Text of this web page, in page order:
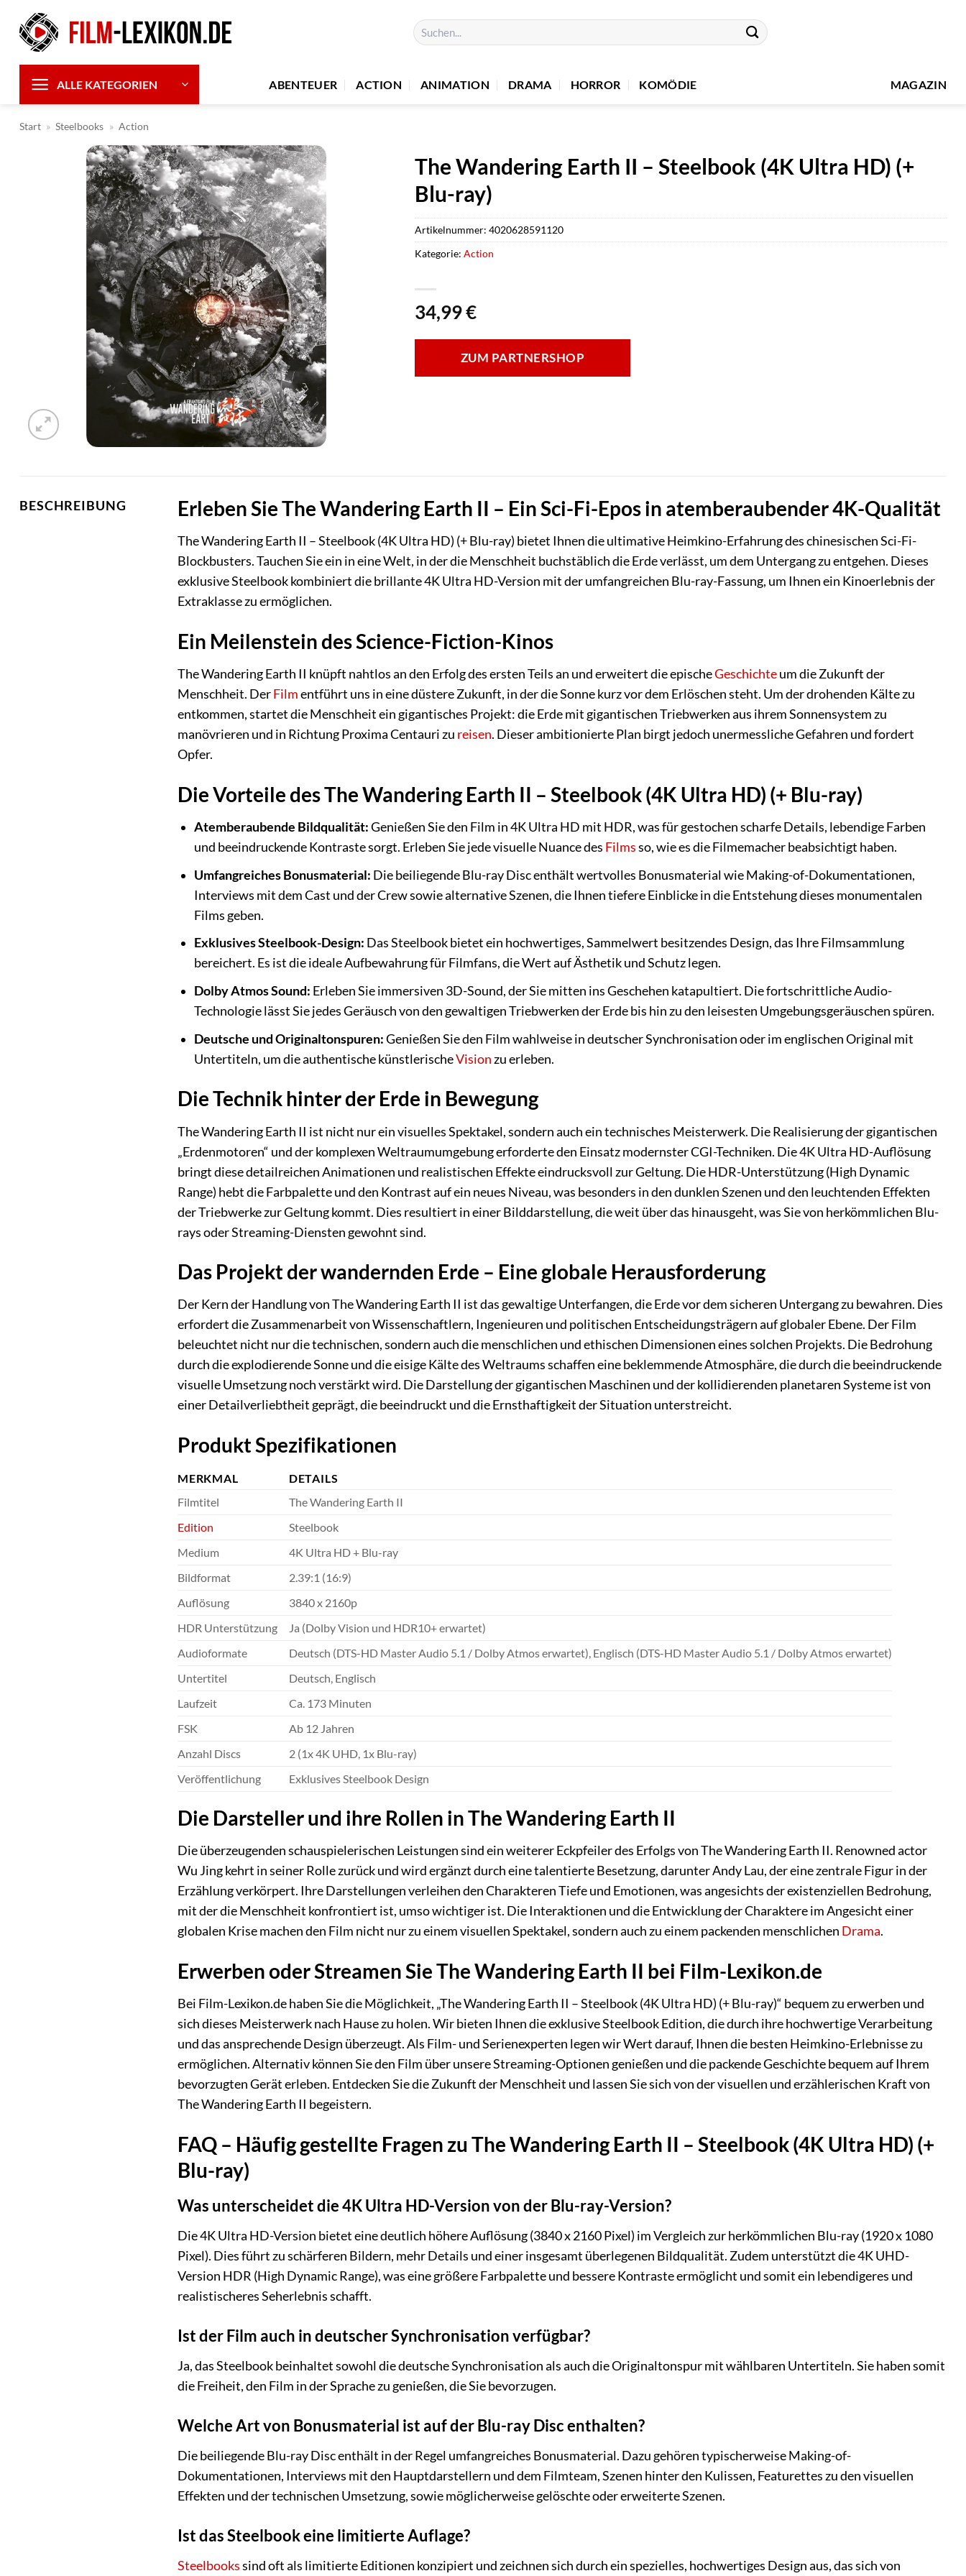
Inhalt
springen
Suchen
nach:
ALLE KATEGORIEN ABENTEUER ACTION ANIMATION DRAMA HORROR KOMÖDIE MAGAZIN
Start » Steelbooks » Action
The Wandering Earth II – Steelbook (4K Ultra HD) (+
Blu-ray)
34,99€
ZUM PARTNERSHOP
Artikelnummer: 4020628591120
Kategorie: Action
BESCHREIBUNG Erleben Sie The Wandering Earth II – Ein Sci-Fi-Epos in atemberaubender 4K-Qualität
The Wandering Earth II – Steelbook (4K Ultra HD) (+ Blu-ray) bietet Ihnen die ultimative Heimkino-Erfahrung des chinesischen Sci-Fi-
Blockbusters. Tauchen Sie ein in eine Welt, in der die Menschheit buchstäblich die Erde verlässt, um dem Untergang zu entgehen. Dieses
exklusive Steelbook kombiniert die brillante 4K Ultra HD-Version mit der umfangreichen Blu-ray-Fassung, um Ihnen ein Kinoerlebnis der
Extraklasse zu ermöglichen.
Ein Meilenstein des Science-Fiction-Kinos
The Wandering Earth II knüpft nahtlos an den Erfolg des ersten Teils an und erweitert die epischeGeschichteum die Zukunft der
Menschheit. DerFilmentführt uns in eine düstere Zukunft, in der die Sonne kurz vor dem Erlöschen steht. Um der drohenden Kälte zu
entkommen, startet die Menschheit ein gigantisches Projekt: die Erde mit gigantischen Triebwerken aus ihrem Sonnensystem zu
manövrieren und in Richtung Proxima Centauri zu reisen. Dieser ambitionierte Plan birgt jedoch unermessliche Gefahren und fordert
Opfer.
Die Vorteile des The Wandering Earth II – Steelbook (4K Ultra HD) (+ Blu-ray)
Atemberaubende Bildqualität:Genießen Sie den Film in 4K Ultra HD mit HDR, was für gestochen scharfe Details, lebendige Farben
und beeindruckende Kontraste sorgt. Erleben Sie jede visuelle Nuance des Filmsso, wie es die Filmemacher beabsichtigt haben.
Umfangreiches Bonusmaterial: Die beiliegende Blu-ray Disc enthält wertvolles Bonusmaterial wie Making-of-Dokumentationen,
Interviews mit dem Cast und der Crew sowie alternative Szenen, die Ihnen tiefere Einblicke in die Entstehung dieses monumentalen
Films geben.
Exklusives Steelbook-Design: Das Steelbook bietet ein hochwertiges, Sammelwert besitzendes Design, das Ihre Filmsammlung
bereichert. Es ist die ideale Aufbewahrung für Filmfans, die Wert auf Ästhetik und Schutz legen.
Dolby Atmos Sound: Erleben Sie immersiven 3D-Sound, der Sie mitten ins Geschehen katapultiert. Die fortschrittliche Audio-
Technologie lässt Sie jedes Geräusch von den gewaltigen Triebwerken der Erde bis hin zu den leisesten Umgebungsgeräuschen spüren.
Deutsche und Originaltonspuren:Genießen Sie den Film wahlweise in deutscher Synchronisation oder im englischen Original mit
Untertiteln, um die authentische künstlerischeVisionzu erleben.
Die Technik hinter der Erde in Bewegung
The Wandering Earth II ist nicht nur ein visuelles Spektakel, sondern auch ein technisches Meisterwerk. Die Realisierung der gigantischen
„Erdenmotoren“ und der komplexen Weltraumumgebung erforderte den Einsatz modernster CGI-Techniken. Die 4K Ultra HD-Auflösung
bringt diese detailreichen Animationen und realistischen Effekte eindrucksvoll zur Geltung. Die HDR-Unterstützung (High Dynamic
Range) hebt die Farbpalette und den Kontrast auf ein neues Niveau, was besonders in den dunklen Szenen und den leuchtenden Effekten
der Triebwerke zur Geltung kommt. Dies resultiert in einer Bilddarstellung, die weit über das hinausgeht, was Sie von herkömmlichen Blu-
rays oder Streaming-Diensten gewohnt sind.
Das Projekt der wandernden Erde – Eine globale Herausforderung
Der Kern der Handlung von The Wandering Earth II ist das gewaltige Unterfangen, die Erde vor dem sicheren Untergang zu bewahren. Dies
erfordert die Zusammenarbeit von Wissenschaftlern, Ingenieuren und politischen Entscheidungsträgern auf globaler Ebene. Der Film
beleuchtet nicht nur die technischen, sondern auch die menschlichen und ethischen Dimensionen eines solchen Projekts. Die Bedrohung
durch die explodierende Sonne und die eisige Kälte des Weltraums schaffen eine beklemmende Atmosphäre, die durch die beeindruckende
visuelle Umsetzung noch verstärkt wird. Die Darstellung der gigantischen Maschinen und der kollidierenden planetaren Systeme ist von
einer Detailverliebtheit geprägt, die beeindruckt und die Ernsthaftigkeit der Situation unterstreicht.
Produkt Spezifikationen
MERKMAL
DETAILS
Filmtitel
The Wandering Earth II
Edition
Steelbook
Medium
4K Ultra HD + Blu-ray
Bildformat
2.39:1 (16:9)
Auflösung
3840 x 2160p
HDR Unterstützung
Ja (Dolby Vision und HDR10+ erwartet)
Audioformate
Deutsch (DTS-HD Master Audio 5.1 / Dolby Atmos erwartet), Englisch (DTS-HD Master Audio 5.1 / Dolby Atmos erwartet)
Untertitel
Deutsch, Englisch
Laufzeit
Ca. 173 Minuten
FSK
Ab 12 Jahren
Anzahl Discs
2 (1x 4K UHD, 1x Blu-ray)
Veröffentlichung
Exklusives Steelbook Design
Die Darsteller und ihre Rollen in The Wandering Earth II
Die überzeugenden schauspielerischen Leistungen sind ein weiterer Eckpfeiler des Erfolgs von The Wandering Earth II. Renowned actor
Wu Jing kehrt in seiner Rolle zurück und wird ergänzt durch eine talentierte Besetzung, darunter Andy Lau, der eine zentrale Figur in der
Erzählung verkörpert. Ihre Darstellungen verleihen den Charakteren Tiefe und Emotionen, was angesichts der existenziellen Bedrohung,
mit der die Menschheit konfrontiert ist, umso wichtiger ist. Die Interaktionen und die Entwicklung der Charaktere im Angesicht einer
globalen Krise machen den Film nicht nur zu einem visuellen Spektakel, sondern auch zu einem packenden menschlichen Drama.
Erwerben oder Streamen Sie The Wandering Earth II bei Film-Lexikon.de
Bei Film-Lexikon.de haben Sie die Möglichkeit, „The Wandering Earth II – Steelbook (4K Ultra HD) (+ Blu-ray)“ bequem zu erwerben und
sich dieses Meisterwerk nach Hause zu holen. Wir bieten Ihnen die exklusive Steelbook Edition, die durch ihre hochwertige Verarbeitung
und das ansprechende Design überzeugt. Als Film- und Serienexperten legen wir Wert darauf, Ihnen die besten Heimkino-Erlebnisse zu
ermöglichen. Alternativ können Sie den Film über unsere Streaming-Optionen genießen und die packende Geschichte bequem auf Ihrem
bevorzugten Gerät erleben. Entdecken Sie die Zukunft der Menschheit und lassen Sie sich von der visuellen und erzählerischen Kraft von
The Wandering Earth II begeistern.
FAQ – Häufig gestellte Fragen zu The Wandering Earth II – Steelbook (4K Ultra HD) (+
Blu-ray)
Was unterscheidet die 4K Ultra HD-Version von der Blu-ray-Version?
Die 4K Ultra HD-Version bietet eine deutlich höhere Auflösung (3840 x 2160 Pixel) im Vergleich zur herkömmlichen Blu-ray (1920 x 1080
Pixel). Dies führt zu schärferen Bildern, mehr Details und einer insgesamt überlegenen Bildqualität. Zudem unterstützt die 4K UHD-
Version HDR (High Dynamic Range), was eine größere Farbpalette und bessere Kontraste ermöglicht und somit ein lebendigeres und
realistischeres Seherlebnis schafft.
Ist der Film auch in deutscher Synchronisation verfügbar?
Ja, das Steelbook beinhaltet sowohl die deutsche Synchronisation als auch die Originaltonspur mit wählbaren Untertiteln. Sie haben somit
die Freiheit, den Film in der Sprache zu genießen, die Sie bevorzugen.
Welche Art von Bonusmaterial ist auf der Blu-ray Disc enthalten?
Die beiliegende Blu-ray Disc enthält in der Regel umfangreiches Bonusmaterial. Dazu gehören typischerweise Making-of-
Dokumentationen, Interviews mit den Hauptdarstellern und dem Filmteam, Szenen hinter den Kulissen, Featurettes zu den visuellen
Effekten und der technischen Umsetzung, sowie möglicherweise gelöschte oder erweiterte Szenen.
Ist das Steelbook eine limitierte Auflage?
Steelbookssind oft als limitierte Editionen konzipiert und zeichnen sich durch ein spezielles, hochwertiges Design aus, das sich von